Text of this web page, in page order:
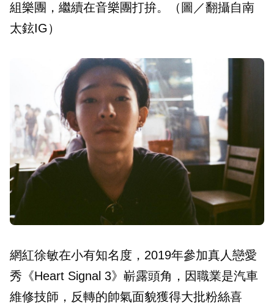
組樂團，繼續在音樂團打拚。（圖／翻攝自南
太鉉IG）
網紅徐敏在小有知名度，2019年參加真人戀愛
秀《Heart Signal 3》嶄露頭角，因職業是汽車
維修技師，反轉的帥氣面貌獲得大批粉絲喜